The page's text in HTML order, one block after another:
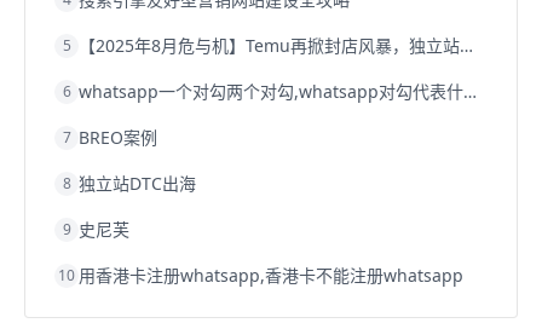
5 【2025年8月危与机】Temu再掀封店风暴，独立站才是跨境卖家的避险通道
6 whatsapp一个对勾两个对勾,whatsapp对勾代表什么意思
7 BREO案例
8 独立站DTC出海
9 史尼芙
10 用香港卡注册whatsapp,香港卡不能注册whatsapp